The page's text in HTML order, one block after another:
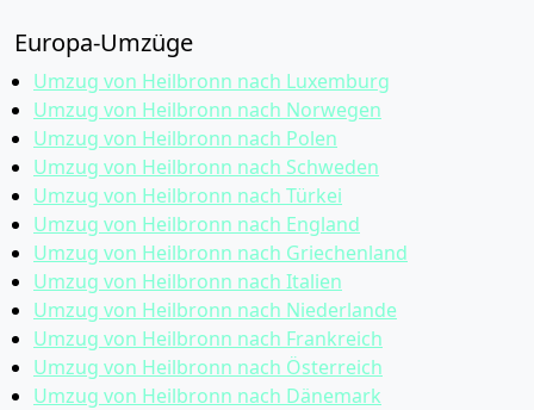
Europa-Umzüge
Umzug von Heilbronn nach Luxemburg
Umzug von Heilbronn nach Norwegen
Umzug von Heilbronn nach Polen
Umzug von Heilbronn nach Schweden
Umzug von Heilbronn nach Türkei
Umzug von Heilbronn nach England
Umzug von Heilbronn nach Griechenland
Umzug von Heilbronn nach Italien
Umzug von Heilbronn nach Niederlande
Umzug von Heilbronn nach Frankreich
Umzug von Heilbronn nach Österreich
Umzug von Heilbronn nach Dänemark